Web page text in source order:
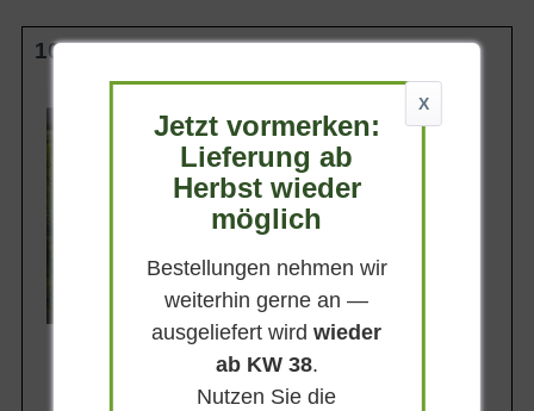
100-125 cm C20
Belaubung
Sommergrün
Blatt- / Nadelfarbe
Dunkelgrün
Sonnig
Lieferbar
X
Jetzt vormerken:
Lieferung ab
Herbst wieder
möglich
Bestellungen nehmen wir
weiterhin gerne an —
ausgeliefert wirdwieder
ab KW 38.
Nutzen Sie die